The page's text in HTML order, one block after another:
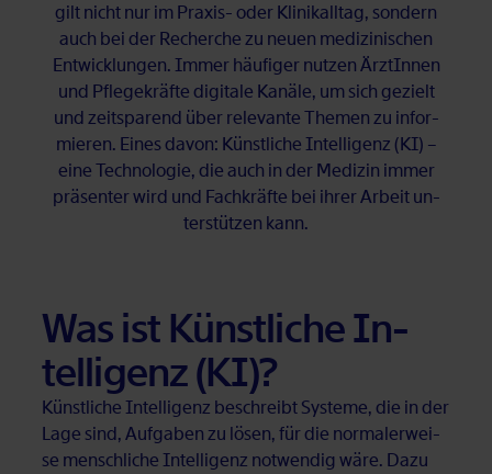
gilt nicht nur im Pra­xis- oder Kli­nik­all­tag, son­dern
auch bei der Re­cher­che zu neu­en me­di­zi­ni­schen
Ent­wick­lun­gen. Im­mer häu­fi­ger nut­zen Ärz­tIn­nen
und Pfle­ge­kräf­te di­gi­ta­le Ka­nä­le, um sich ge­zielt
und zeit­spa­rend über re­le­van­te The­men zu in­for­
mie­ren. Ei­nes da­von: Künst­li­che In­tel­li­genz (KI) –
eine Tech­no­lo­gie, die auch in der Me­di­zin im­mer
prä­sen­ter wird und Fach­kräf­te bei ih­rer Ar­beit un­
ter­stüt­zen kann.
Was ist Künst­li­che In­
tel­li­genz (KI)?
Künst­li­che In­tel­li­genz be­schreibt Sys­te­me, die in der
Lage sind, Auf­ga­ben zu lö­sen, für die nor­ma­ler­wei­
se mensch­li­che In­tel­li­genz not­wen­dig wäre. Dazu